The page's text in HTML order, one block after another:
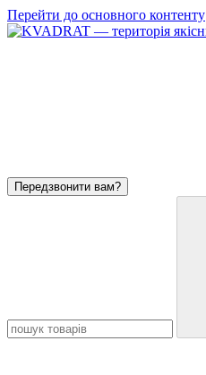
Перейти до основного контенту
Передзвонити вам?